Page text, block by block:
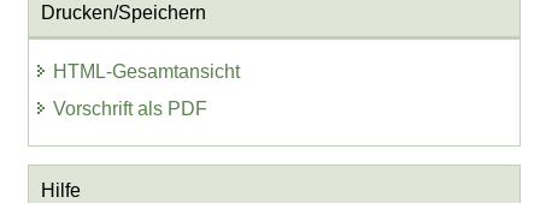
Drucken/Speichern
HTML-Gesamtansicht
Vorschrift als PDF
Hilfe